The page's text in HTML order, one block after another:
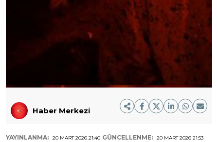
Haber Merkezi
YAYINLANMA: 20 MART 2026 21:40 GÜNCELLENME: 20 MART 2026 21:53